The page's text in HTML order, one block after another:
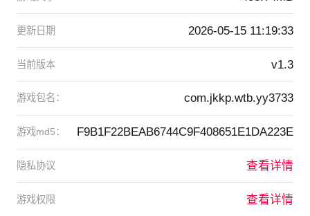
更新日期 2026-05-15 11:19:33
当前版本 v1.3
游戏包名： com.jkkp.wtb.yy3733
游戏md5： F9B1F22BEAB6744C9F408651E1DA223E
隐私协议 查看详情
游戏权限 查看详情